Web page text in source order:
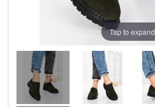
Tap to expand